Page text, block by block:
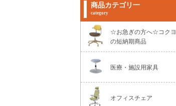
商品カテゴリ一
category
☆お急ぎの方へ☆コクヨ
の短納期商品
医療・施設用家具
オフィスチェア